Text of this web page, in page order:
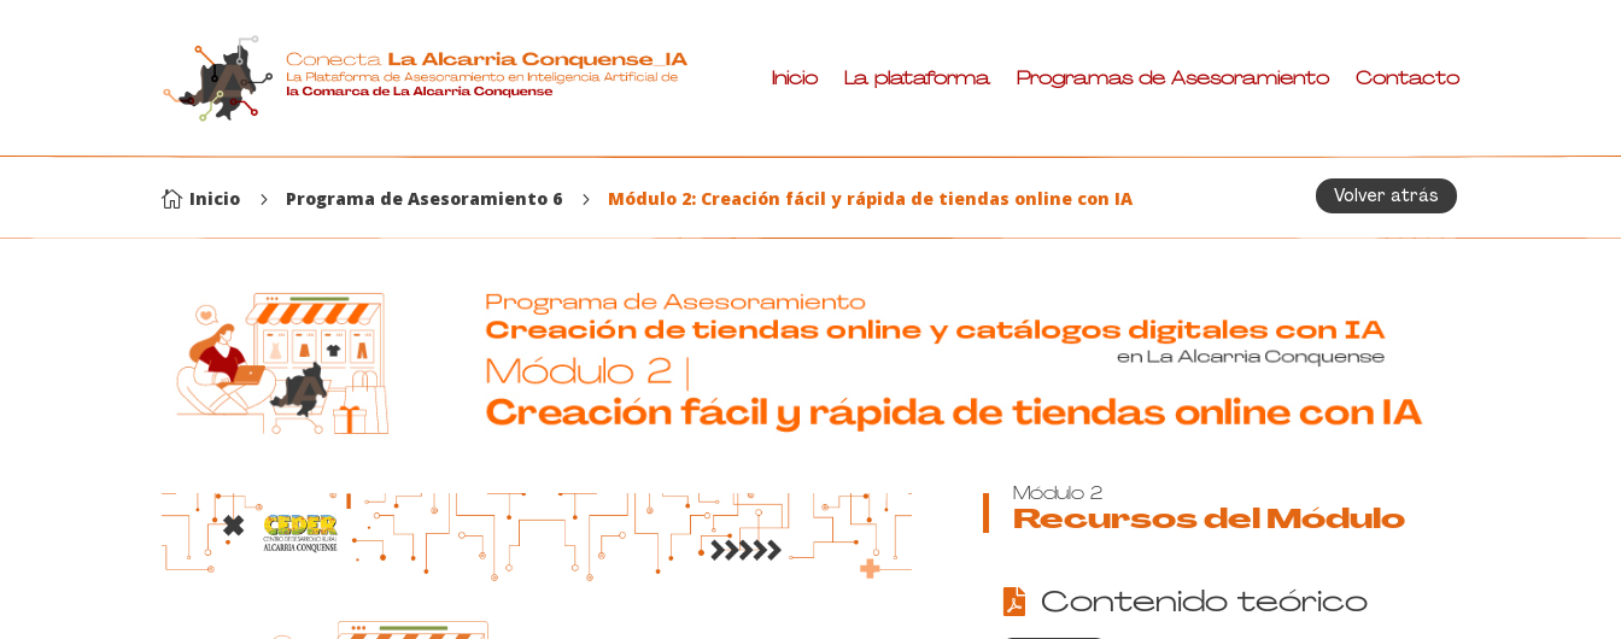
Inicio La plataforma Programas de Asesoramiento Contacto
 Inicio 5 Programa de Asesoramiento 6 5 Módulo 2: Creación fácil y rápida de tiendas online con IA Volver atrás
Módulo 2
Recursos del Módulo
Contenido teórico